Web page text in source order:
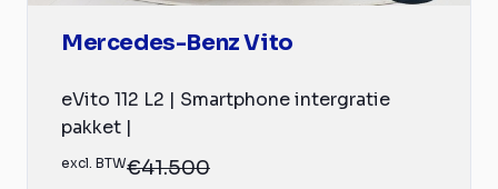
Mercedes-Benz Vito
eVito 112 L2 | Smartphone intergratie
pakket |
excl. BTW€41.500